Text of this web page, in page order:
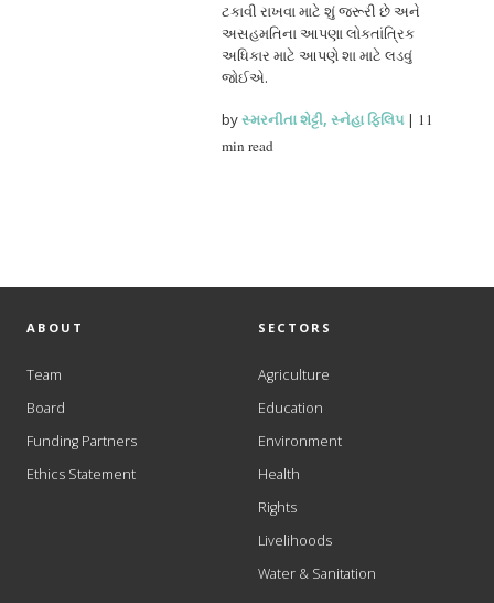
ટકાવી રાખવા માટે શું જરૂરી છે અને
અસહમતિના આપણા લોકતાંત્રિક
અધિકાર માટે આપણે શા માટે લડવું
જોઈએ.
byસ્મરનીતા શેટ્ટી,સ્નેહા ફિલિપ| 11
min read
ABOUT
Team
Board
Funding Partners
Ethics Statement
SECTORS
Agriculture
Education
Environment
Health
Rights
Livelihoods
Water & Sanitation